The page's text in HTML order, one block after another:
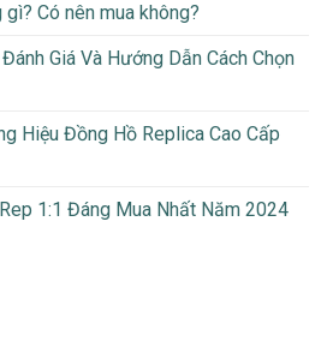
Có nên mua không?
Giá Và Hướng Dẫn Cách Chọn
Hiệu Đồng Hồ Replica Cao Cấp
1:1 Đáng Mua Nhất Năm 2024